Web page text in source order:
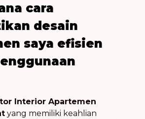
cara
desain
saya efisien
Interior Apartemen
yang memiliki keahlian